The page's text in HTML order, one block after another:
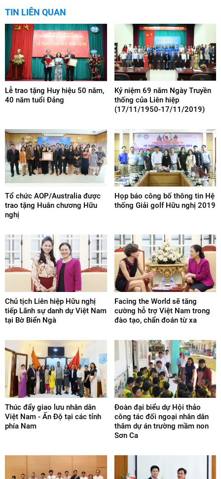
TIN LIÊN QUAN
Lễ trao tặng Huy hiệu 50 năm,
40 năm tuổi Đảng
Kỷ niệm 69 năm Ngày Truyền
thống của Liên hiệp
(17/11/1950-17/11/2019)
Tổ chức AOP/Australia được
trao tặng Huân chương Hữu
nghị
Họp báo công bố thông tin Hệ
thống Giải golf Hữu nghị 2019
Chủ tịch Liên hiệp Hữu nghị
tiếp Lãnh sự danh dự Việt Nam
tại Bờ Biển Ngà
Facing the World sẽ tăng
cường hỗ trợ Việt Nam trong
đào tạo, chẩn đoán từ xa
Thúc đẩy giao lưu nhân dân
Việt Nam - Ấn Độ tại các tỉnh
phía Nam
Đoàn đại biểu dự Hội thảo
công tác đối ngoại nhân dân
thăm dự án trường mầm non
Sơn Ca